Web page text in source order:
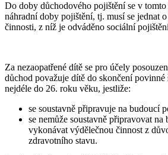
Do doby důchodového pojištění se v
náhradní doby pojištění, tj. musí se jednat
činnosti, z níž je odváděno sociální
Za nezaopatřené dítě se pro účely
důchod považuje dítě do skončení
nejdéle do 26. roku věku, jestliže:
se soustavně připravuje na budoucí
se nemůže soustavně připravovat
vykonávat výdělečnou činnost z
zdravotního stavu.